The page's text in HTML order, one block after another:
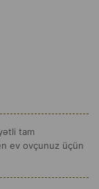
tam
ev ovçunuz üçün